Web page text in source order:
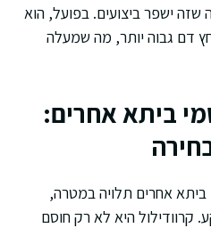
ישפר ביצועים. בפועל, הוא
דם גבוה יותר, מה שמעלה
ביתא אחרים:
ביתא אחרים תלויה במטרה,
קרוודילול היא לא רק חוסם